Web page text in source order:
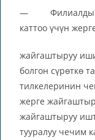
— Филиалдын
каттоо үчүн
жайгаштыруу
болгон сүрөткө
тилкелеринин
жерге
жайгаштыруу
тууралуу чечим